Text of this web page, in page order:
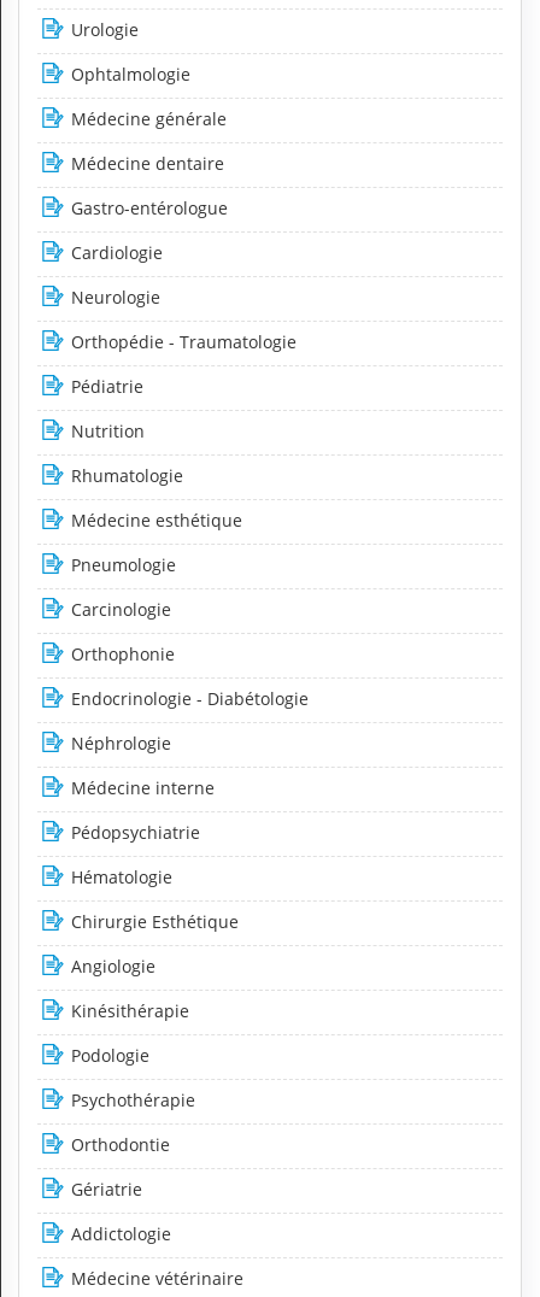
Urologie
Ophtalmologie
Médecine générale
Médecine dentaire
Gastro-entérologue
Cardiologie
Neurologie
Orthopédie - Traumatologie
Pédiatrie
Nutrition
Rhumatologie
Médecine esthétique
Pneumologie
Carcinologie
Orthophonie
Endocrinologie - Diabétologie
Néphrologie
Médecine interne
Pédopsychiatrie
Hématologie
Chirurgie Esthétique
Angiologie
Kinésithérapie
Podologie
Psychothérapie
Orthodontie
Gériatrie
Addictologie
Médecine vétérinaire